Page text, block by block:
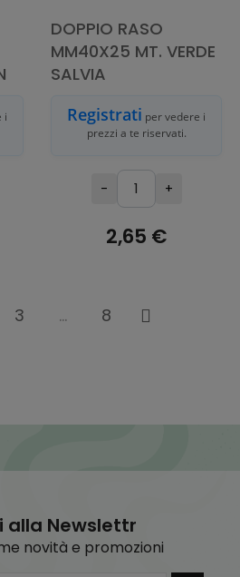
i
DOPPIO RASO
MM40X25 MT. VERDE
SALVIA
Registrati per vedere i
prezzi a te riservati.
- +
2,65 €
3 … 8 Successivo
alla Newslettr
novità e promozioni